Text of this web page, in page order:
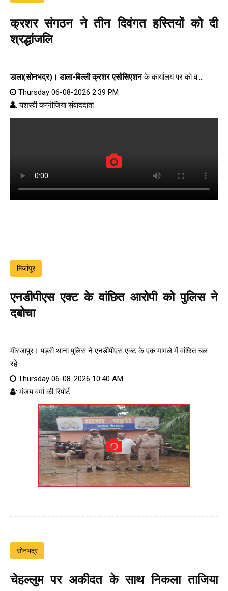
क्रशर संगठन ने तीन दिवंगत हस्तियों को दी
श्रद्धांजलि
डाला(सोनभद्र)। डाला-बिल्ली क्रशर एसोसिएशनके कार्यालय पर को व....
Thursday 06-08-2026 2:39 PM
: यशस्वी कन्नौजिया संवाददाता
मिर्ज़ापुर
एनडीपीएस एक्ट के वांछित आरोपी को पुलिस ने
दबोचा
मीरजापुर। पड़री थाना पुलिस ने एनडीपीएस एक्ट के एक मामले में वांछित चल
रहे....
Thursday 06-08-2026 10:40 AM
: मंजय वर्मा की रिपोर्ट
सोनभद्र
चेहल्लुम पर अकीदत के साथ निकला ताजिया